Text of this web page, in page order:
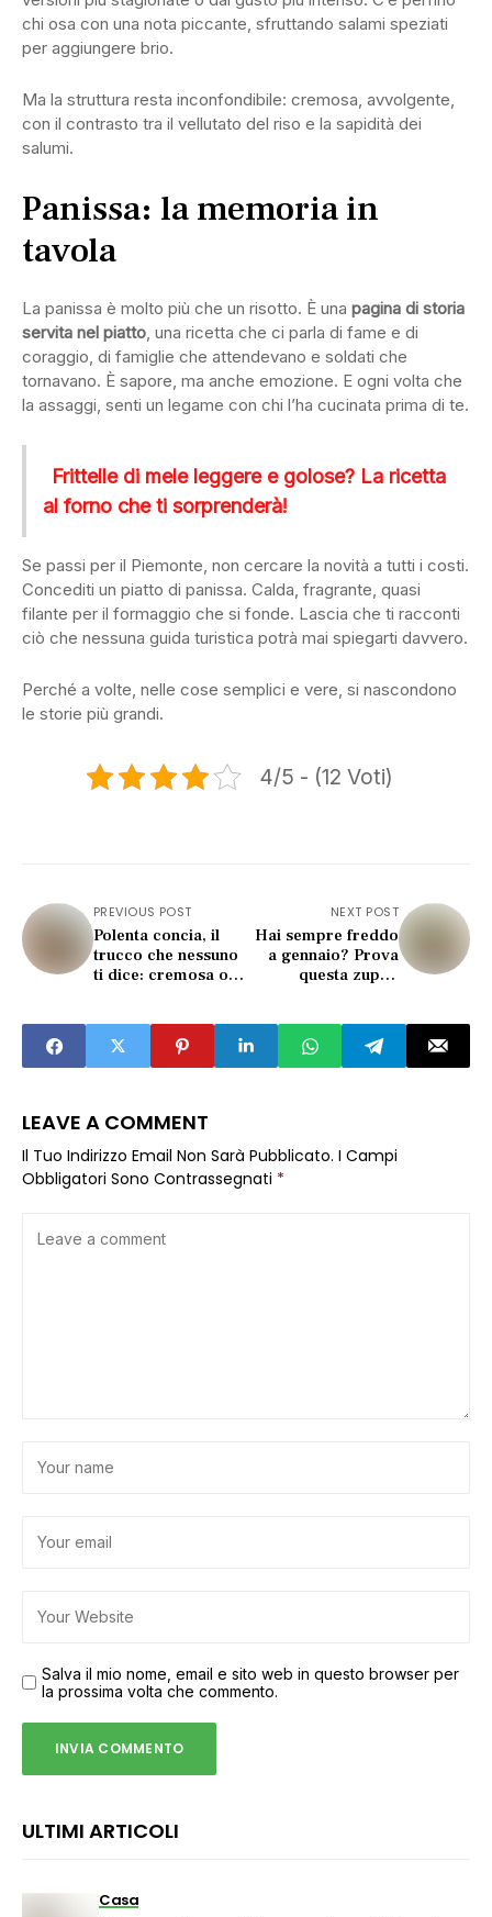
chi osa con una nota piccante, sfruttando salami speziati
per aggiungere brio.
Ma la struttura resta inconfondibile: cremosa, avvolgente,
con il contrasto tra il vellutato del riso e la sapidità dei
salumi.
Panissa: la memoria in
tavola
La panissa è molto più che un risotto. È una pagina di storia
servita nel piatto, una ricetta che ci parla di fame e di
coraggio, di famiglie che attendevano e soldati che
tornavano. È sapore, ma anche emozione. E ogni volta che
la assaggi, senti un legame con chi l’ha cucinata prima di te.
Frittelle di mele leggere e golose? La ricetta
al forno che ti sorprenderà!
Se passi per il Piemonte, non cercare la novità a tutti i costi.
Concediti un piatto di panissa. Calda, fragrante, quasi
filante per il formaggio che si fonde. Lascia che ti racconti
ciò che nessuna guida turistica potrà mai spiegarti davvero.
Perché a volte, nelle cose semplici e vere, si nascondono
le storie più grandi.
4/5 - (12 Voti)
PREVIOUS POST
Polenta concia, il
trucco che nessuno
ti dice: cremosa o
NEXT POST
Hai sempre freddo
a gennaio? Prova
questa zuppa
LEAVE A COMMENT
Il Tuo Indirizzo Email Non Sarà Pubblicato. I Campi
Obbligatori Sono Contrassegnati *
Salva il mio nome, email e sito web in questo browser per
la prossima volta che commento.
ULTIMI ARTICOLI
Casa